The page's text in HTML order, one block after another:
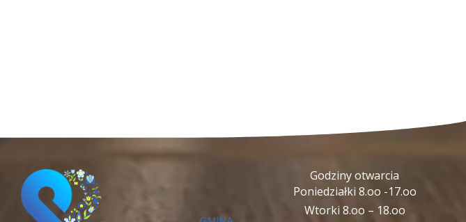
Godziny otwarcia
Poniedziałki 8.oo -17.oo
Wtorki 8.oo – 18.oo